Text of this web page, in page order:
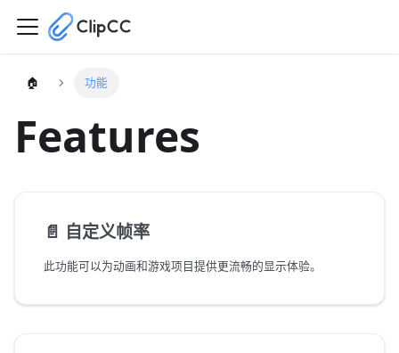
🏠 功能
Features
📄️ 自定义帧率
此功能可以为动画和游戏项目提供更流畅的显示体验。